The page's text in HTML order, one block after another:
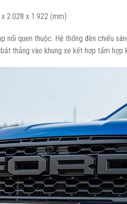
2.028 x 1.922 (mm)
nổi quen thuộc. Hệ thống đèn chiếu
thẳng vào khung xe kết hợp tấm hợp